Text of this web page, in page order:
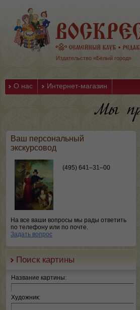
Издательство «Белый город»
О нас Интернет-магазин
Ваш персональный
экскурсовод
(495) 641–31–00
На все ваши вопросы мы рады ответить
по телефону или по почте.
Задать вопрос
Поиск картины
Название картины:
Художник: